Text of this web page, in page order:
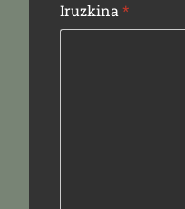
Iruzkina *